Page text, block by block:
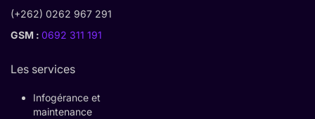
(+262) 0262 967 291
GSM : 0692 311 191
Les services
Infogérance et
maintenance